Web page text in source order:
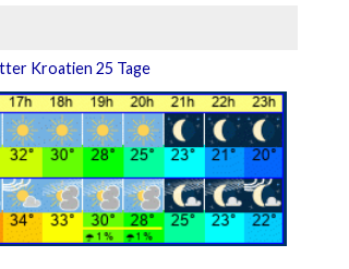
Kroatien 25 Tage